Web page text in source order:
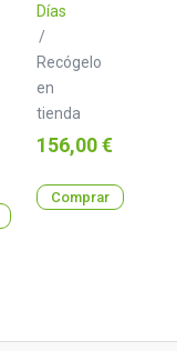
Días
/
Recógelo
en
tienda
Precio
156,00 €
Comprar